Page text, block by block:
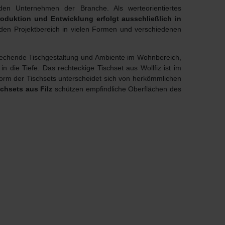
Unternehmen der Branche. Als werteorientiertes
und Entwicklung erfolgt ausschließlich in
Projektbereich in vielen Formen und verschiedenen
Tischgestaltung und Ambiente im Wohnbereich,
die Tiefe. Das rechteckige Tischset aus Wollfiz ist im
der Tischsets unterscheidet sich von herkömmlichen
aus Filz schützen empfindliche Oberflächen des